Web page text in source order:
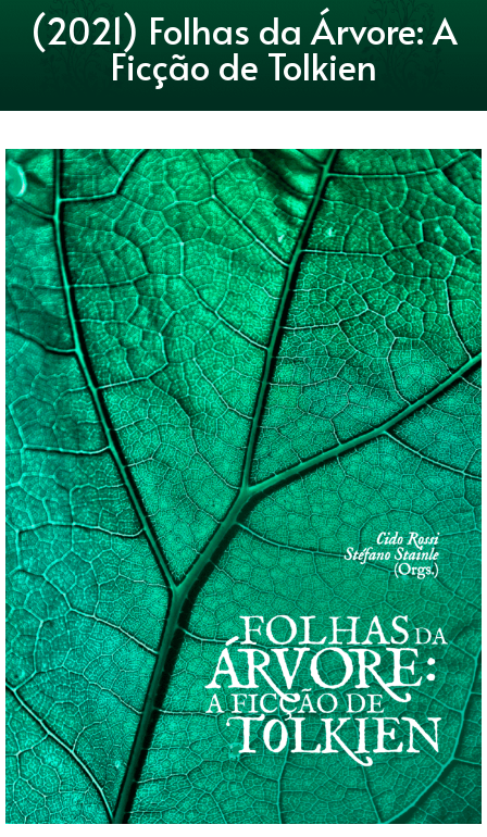
(2021) Folhas da Árvore: A
Ficção de Tolkien